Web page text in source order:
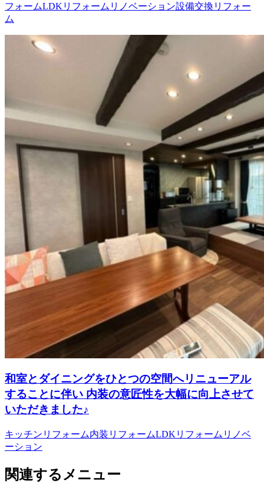
フォームLDKリフォーム リノベーション設備交換リフォー
ム
和室とダイニングをひとつの空間へリニューアル
することに伴い 内装の意匠性を大幅に向上させて
いただきました♪
キッチンリフォーム内装リフォームLDKリフォーム リノベ
ーション
関連するメニュー